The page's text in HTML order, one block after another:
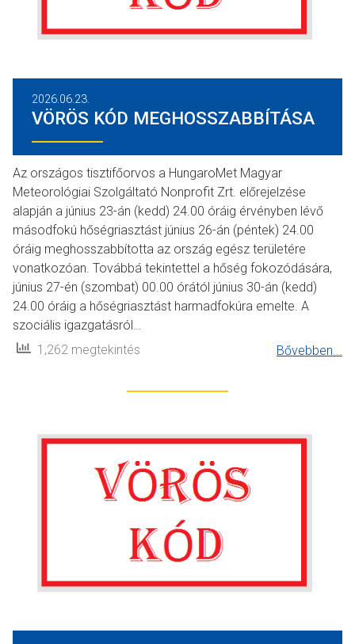
2026.06.23.
VÖRÖS KÓD MEGHOSSZABBÍTÁSA
Az országos tisztifőorvos a HungaroMet Magyar
Meteorológiai Szolgáltató Nonprofit Zrt. előrejelzése
alapján a június 23-án (kedd) 24.00 óráig érvényben lévő
másodfokú hőségriasztást június 26-án (péntek) 24.00
óráig meghosszabbította az ország egész területére
vonatkozóan. Továbbá tekintettel a hőség fokozódására,
június 27-én (szombat) 00.00 órától június 30-án (kedd)
24.00 óráig a hőségriasztást harmadfokúra emelte. A
szociális igazgatásról…
1,262 megtekintés
Bővebben...